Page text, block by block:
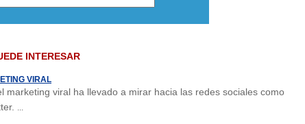
INTERESAR
VIRAL
marketing viral ha llevado a mirar hacia las redes sociales como
...